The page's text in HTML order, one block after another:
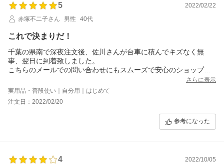
5
2022/02/22
赤塚不二子さん
男性 40代
これで決まりだ！
千葉の県南で深夜注文後、佐川さんが台車に積んでキズなく無
事、翌日に到着致しました。
こちらのメールでの問い合わせにもスムーズで安心のショップ様
早速、装着し鉄ホイールからの見映えを実感中です。
次回も取付業者を考えないといけませんが、こちらでタイヤを検
討させていただきます。
さらに表示
実用品・普段使い｜自分用｜はじめて
注文日：2022/02/20
参考になった
4
2022/10/05